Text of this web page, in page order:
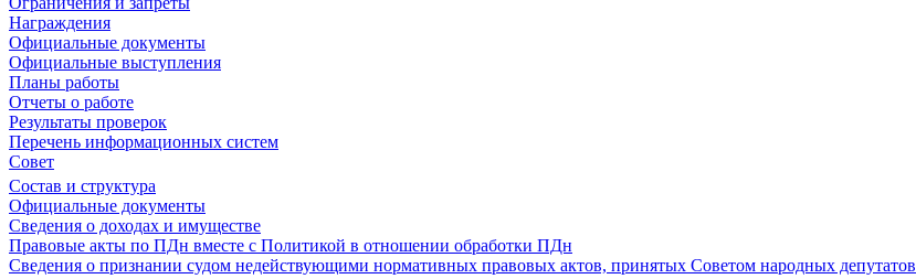
Награждения
Официальные документы
Официальные выступления
Планы работы
Отчеты о работе
Результаты проверок
Перечень информационных систем
Совет
Состав и структура
Официальные документы
Сведения о доходах и имуществе
Правовые акты по ПДн вместе с Политикой в отношении обработки ПДн
Сведения о признании судом недействующими нормативных правовых актов, принятых Советом народных депутатов